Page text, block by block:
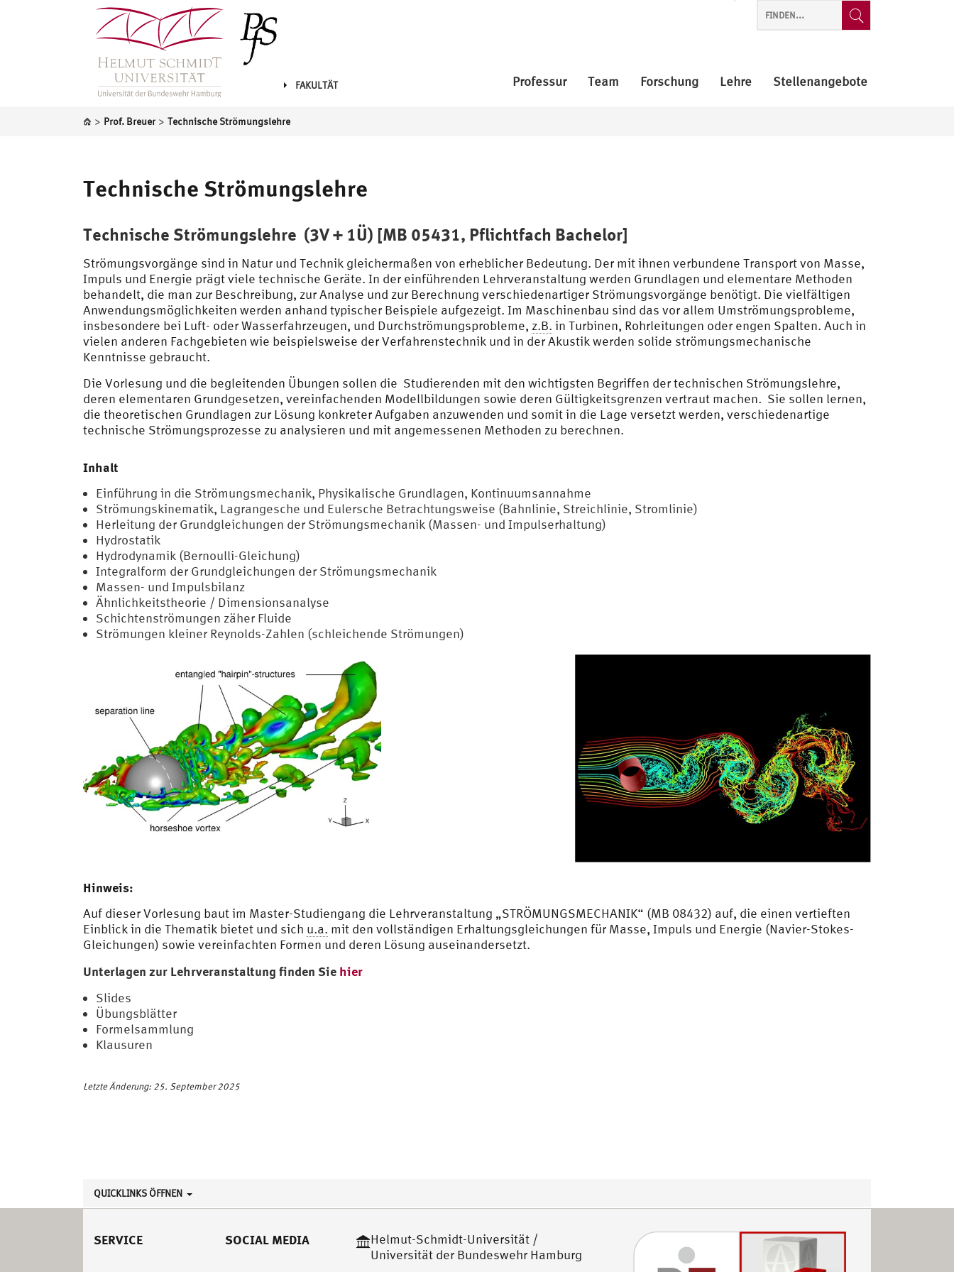
FAKULTÄT Professur Team Forschung Lehre Stellenangebote
> Prof. Breuer > Technische Strömungslehre
Technische Strömungslehre
Technische Strömungslehre (3V + 1Ü) [MB 05431, Pflichtfach Bachelor]
Strömungsvorgänge sind in Natur und Technik gleichermaßen von erheblicher Bedeutung. Der mit ihnen verbundene Transport von Masse,
Impuls und Energie prägt viele technische Geräte. In der einführenden Lehrveranstaltung werden Grundlagen und elementare Methoden
behandelt, die man zur Beschreibung, zur Analyse und zur Berechnung verschiedenartiger Strömungsvorgänge benötigt. Die vielfältigen
Anwendungsmöglichkeiten werden anhand typischer Beispiele aufgezeigt. Im Maschinenbau sind das vor allem Umströmungsprobleme,
insbesondere bei Luft- oder Wasserfahrzeugen, und Durchströmungsprobleme, z.B. in Turbinen, Rohrleitungen oder engen Spalten. Auch in
vielen anderen Fachgebieten wie beispielsweise der Verfahrenstechnik und in der Akustik werden solide strömungsmechanische
Kenntnisse gebraucht.
Die Vorlesung und die begleitenden Übungen sollen die Studierenden mit den wichtigsten Begriffen der technischen Strömungslehre,
deren elementaren Grundgesetzen, vereinfachenden Modellbildungen sowie deren Gültigkeitsgrenzen vertraut machen. Sie sollen lernen,
die theoretischen Grundlagen zur Lösung konkreter Aufgaben anzuwenden und somit in die Lage versetzt werden, verschiedenartige
technische Strömungsprozesse zu analysieren und mit angemessenen Methoden zu berechnen.
Inhalt
Einführung in die Strömungsmechanik, Physikalische Grundlagen, Kontinuumsannahme
Strömungskinematik, Lagrangesche und Eulersche Betrachtungsweise (Bahnlinie, Streichlinie, Stromlinie)
Herleitung der Grundgleichungen der Strömungsmechanik (Massen- und Impulserhaltung)
Hydrostatik
Hydrodynamik (Bernoulli-Gleichung)
Integralform der Grundgleichungen der Strömungsmechanik
Massen- und Impulsbilanz
Ähnlichkeitstheorie / Dimensionsanalyse
Schichtenströmungen zäher Fluide
Strömungen kleiner Reynolds-Zahlen (schleichende Strömungen)
Hinweis:
Auf dieser Vorlesung baut im Master-Studiengang die Lehrveranstaltung „STRÖMUNGSMECHANIK“ (MB 08432) auf, die einen vertieften
Einblick in die Thematik bietet und sich u.a. mit den vollständigen Erhaltungsgleichungen für Masse, Impuls und Energie (Navier-Stokes-
Gleichungen) sowie vereinfachten Formen und deren Lösung auseinandersetzt.
Unterlagen zur Lehrveranstaltung finden Sie hier
Slides
Übungsblätter
Formelsammlung
Klausuren
Letzte Änderung: 25. September 2025
QUICKLINKS ÖFFNEN
SERVICE SOCIAL MEDIA
Helmut-Schmidt-Universität /
Universität der Bundeswehr Hamburg